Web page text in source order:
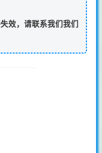
效，请联系我们我们